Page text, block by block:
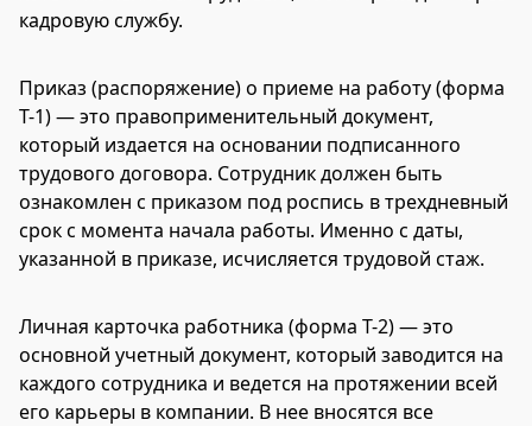
кадровую службу.
Приказ (распоряжение) о приеме на работу (форма
Т-1) — это правоприменительный документ,
который издается на основании подписанного
трудового договора. Сотрудник должен быть
ознакомлен с приказом под роспись в трехдневный
срок с момента начала работы. Именно с даты,
указанной в приказе, исчисляется трудовой стаж.
Личная карточка работника (форма Т-2) — это
основной учетный документ, который заводится на
каждого сотрудника и ведется на протяжении всей
его карьеры в компании. В нее вносятся все